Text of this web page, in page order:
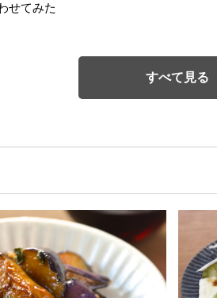
せてみた
すべて見る